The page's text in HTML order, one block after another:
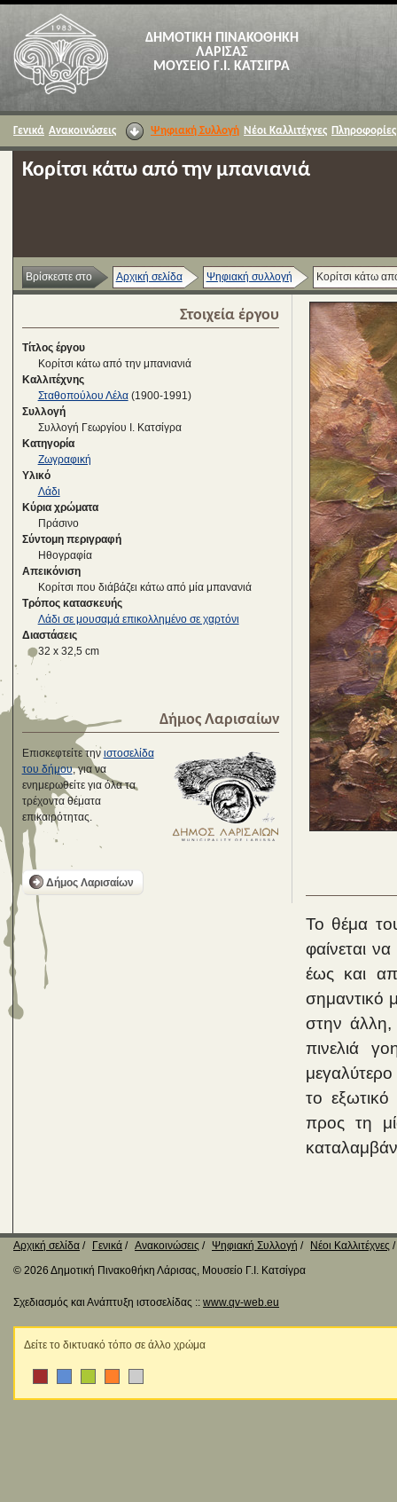
ΔΗΜΟΤΙΚΗ ΠΙΝΑΚΟΘΗΚΗ
ΛΑΡΙΣΑΣ
ΜΟΥΣΕΙΟ Γ.Ι. ΚΑΤΣΙΓΡΑ
Γενικά Ανακοινώσεις Ψηφιακή Συλλογή Νέοι Καλλιτέχνες Πληροφορίες
Κορίτσι κάτω από την μπανιανιά
Βρίσκεστε στο Αρχική σελίδα Ψηφιακή συλλογή Κορίτσι κάτω
Στοιχεία έργου
Τίτλος έργου
Κορίτσι κάτω από την μπανιανιά
Καλλιτέχνης
Σταθοπούλου Λέλα(1900-1991)
Συλλογή
Συλλογή Γεωργίου Ι. Κατσίγρα
Κατηγορία
Ζωγραφική
Υλικό
Λάδι
Κύρια χρώματα
Πράσινο
Σύντομη περιγραφή
Ηθογραφία
Απεικόνιση
Κορίτσι που διάβάζει κάτω από μία μπανανιά
Τρόπος κατασκευής
Λάδι σε μουσαμά επικολλημένο σε χαρτόνι
Διαστάσεις
32 x 32,5 cm
Δήμος Λαρισαίων
Επισκεφτείτε την ιστοσελίδα
του δήμου, για να
ενημερωθείτε για όλα τα
τρέχοντα θέματα
επικαιρότητας.
Δήμος Λαρισαίων
Το θέμα
φαίνεται
έως και
σημαντικό
στην άλλη,
πινελιά
το
προς τη
Αρχική σελίδα Γενικά Ανακοινώσεις Ψηφιακή Συλλογή
Νέοι Καλλιτέχνες
© 2026 Δημοτική Πινακοθήκη Λάρισας, Μουσείο Γ.Ι. Κατσίγρα
Σχεδιασμός και Ανάπτυξη ιστοσελίδας :: www.qv-web.eu
Δείτε το δικτυακό τόπο σε άλλο χρώμα